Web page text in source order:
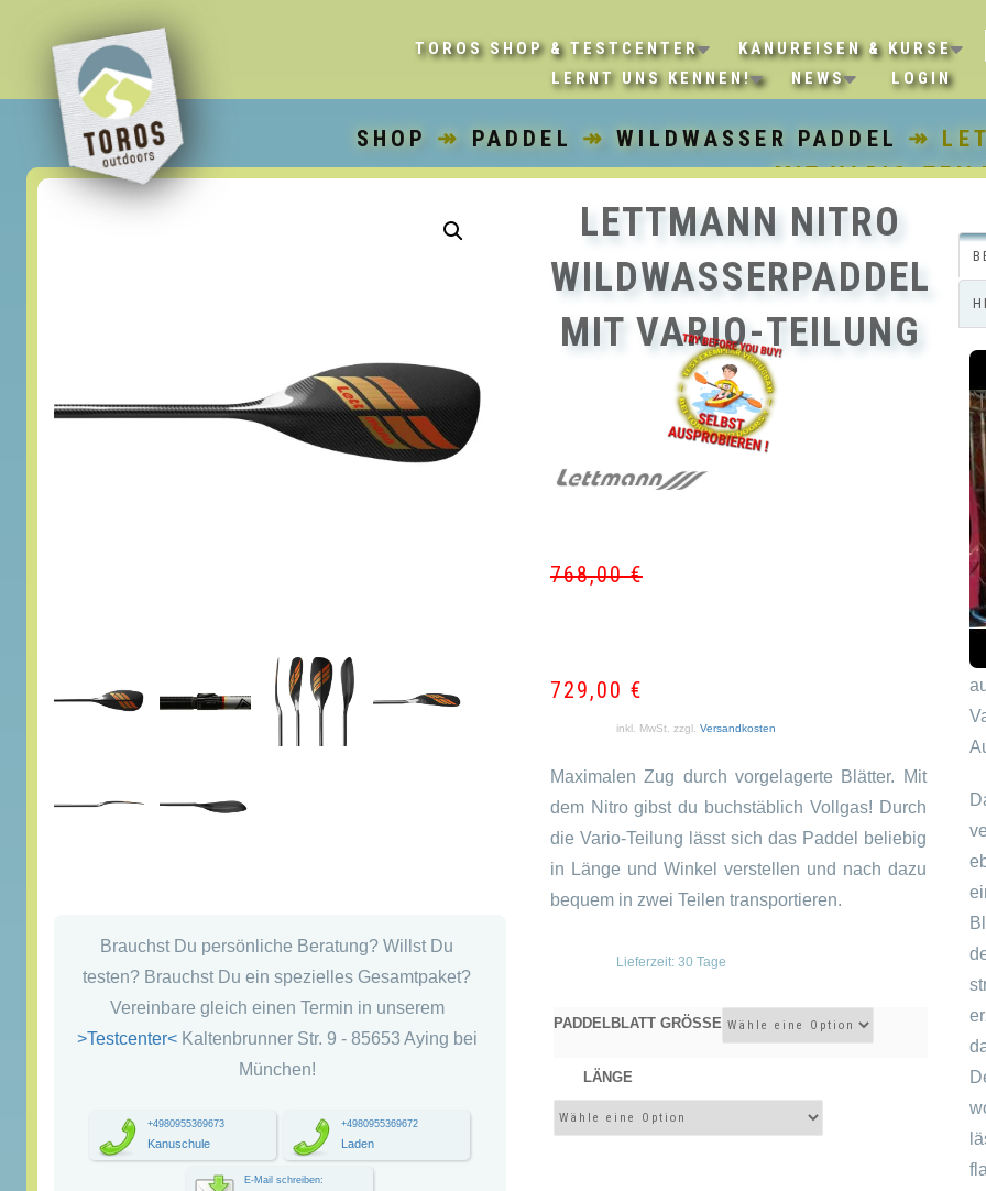
TOROS SHOP & TESTCENTER
KANUREISEN & KURSE
LERNT UNS KENNEN!
NEWS LOGIN
SHOP ↠ PADDEL ↠WILDWASSER PADDEL
↠
MIT VARIO-
Brauchst Du persönliche Beratung? Willst Du
testen? Brauchst Du ein spezielles Gesamtpaket?
Vereinbare gleich einen Termin in unserem
>Testcenter< Kaltenbrunner Str. 9 - 85653 Aying bei
München!
+4980955369673
Kanuschule
+4980955369672
Laden
E-Mail schreiben:
LETTMANN NITRO
WILDWASSERPADDEL
MIT VARIO-TEILUNG
768,00€
768,00
729,00 €
729,00
inkl. MwSt. zzgl. Versandkosten
Maximalen Zug durch vorgelagerte Blätter. Mit
dem Nitro gibst du buchstäblich Vollgas! Durch
die Vario-Teilung lässt sich das Paddel beliebig
in Länge und Winkel verstellen und nach dazu
bequem in zwei Teilen transportieren.
Lieferzeit: 30 Tage
PADDELBLATT GRÖSSE
LÄNGE